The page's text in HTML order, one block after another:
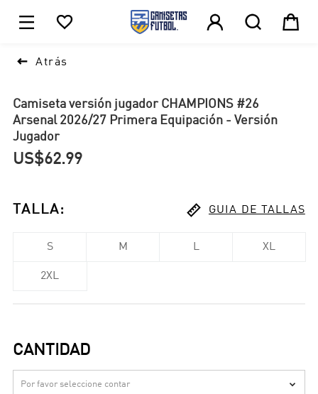
    
 Atrás
Camiseta versión jugador CHAMPIONS #26
Arsenal 2026/27 Primera Equipación - Versión
Jugador
US$62.99
TALLA:  GUIA DE TALLAS
S M L XL
2XL
CANTIDAD
